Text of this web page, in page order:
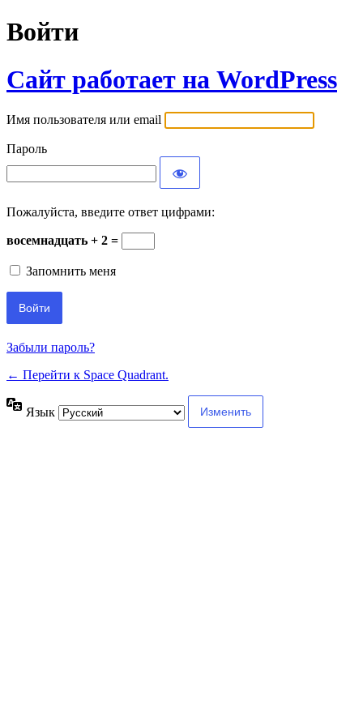
Войти
Сайт работает на WordPress
Имя пользователя или email
Пароль
Пожалуйста, введите ответ цифрами:
восемнадцать + 2 =
Запомнить меня
Забыли пароль?
← Перейти к Space Quadrant.
Язык